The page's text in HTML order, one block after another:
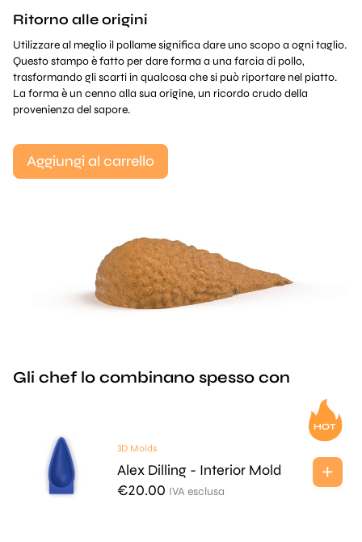
Ritorno alle origini
Utilizzare al meglio il pollame significa dare uno scopo a ogni taglio.
Questo stampo è fatto per dare forma a una farcia di pollo,
trasformando gli scarti in qualcosa che si può riportare nel piatto.
La forma è un cenno alla sua origine, un ricordo crudo della
provenienza del sapore.
Aggiungi al carrello
Gli chef lo combinano spesso con
3D Molds
Alex Dilling - Interior Mold
€20.00 IVA esclusa